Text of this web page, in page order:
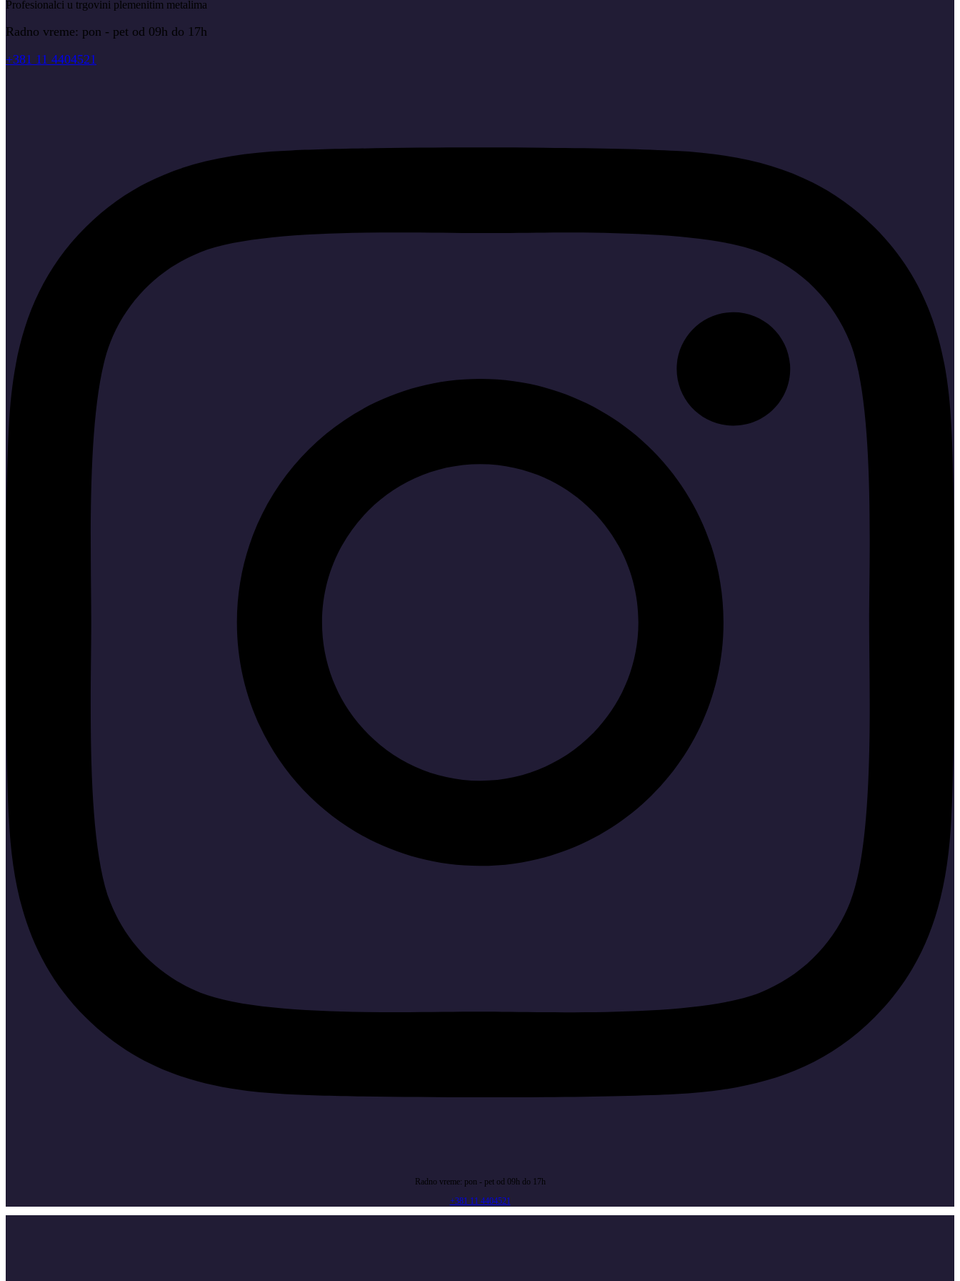
Profesionalci u trgovini plemenitim metalima
Radno vreme: pon - pet od 09h do 17h
+381 11 4404521
Radno vreme: pon - pet od 09h do 17h
+381 11 4404521